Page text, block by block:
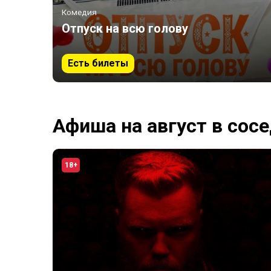
Комедия
Отпуск на всю голову
Есть билеты
Афиша на август в
18+